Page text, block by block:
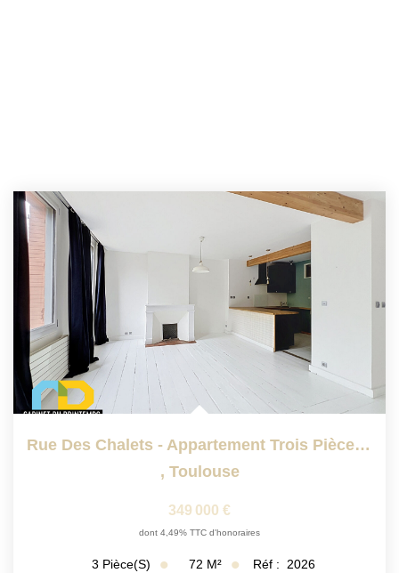
Rue Des Chalets - Appartement Trois Pièces Dans Une Petite...
, Toulouse
349 000 €
dont 4,49% TTC d'honoraires
3 Pièce(s) 72 M² Réf : 2026